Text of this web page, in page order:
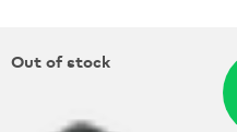
Out of stock